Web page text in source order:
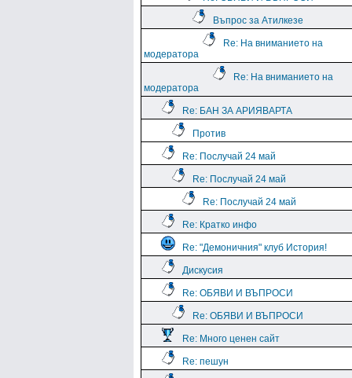
Въпрос за Атилкезе
Re: На вниманието на
модератора
Re: На вниманието на
модератора
Re: БАН ЗА АРИЯВАРТА
Против
Re: Послучай 24 май
Re: Послучай 24 май
Re: Послучай 24 май
Re: Кратко инфо
Re: "Демоничния" клуб История!
Дискусия
Re: ОБЯВИ И ВЪПРОСИ
Re: ОБЯВИ И ВЪПРОСИ
Re: Много ценен сайт
Re: пешун